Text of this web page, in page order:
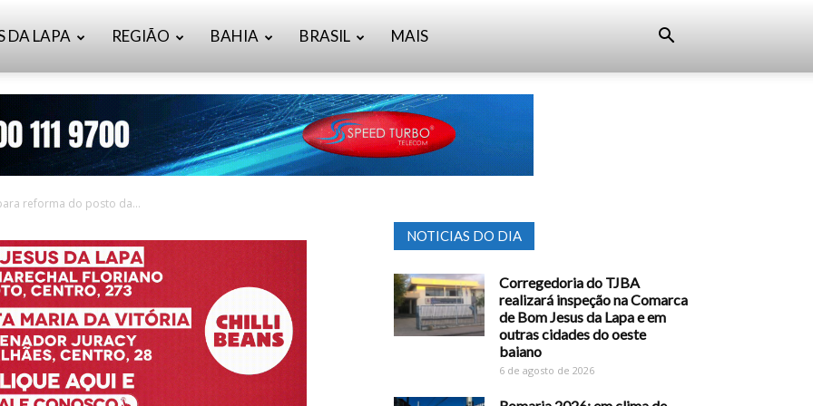
DA LAPA REGIÃO BAHIA BRASIL MAIS
reforma do posto da...
NOTICIAS DO DIA
Corregedoria do TJBA
realizará inspeção na Comarca
de Bom Jesus da Lapa e em
outras cidades do oeste
baiano
6 de agosto de 2026